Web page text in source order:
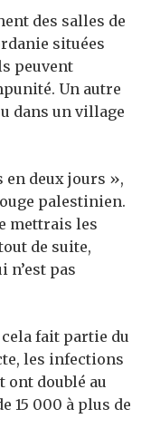
des salles de
situées
peuvent
Un autre
dans un village
en deux jours »,
palestinien.
mettrais les
de suite,
n’est pas
fait partie du
les infections
ont doublé au
15 000 à plus de